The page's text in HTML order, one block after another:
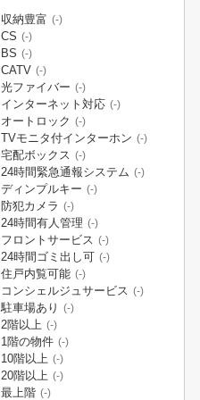
収納豊富 (-)
CS (-)
BS (-)
CATV (-)
光ファイバー (-)
インターネット対応 (-)
オートロック (-)
TVモニタ付インターホン (-)
宅配ボックス (-)
24時間緊急通報システム (-)
ディンプルキー (-)
防犯カメラ (-)
24時間有人管理 (-)
フロントサービス (-)
24時間ゴミ出し可 (-)
住戸内覧可能 (-)
コンシェルジュサービス (-)
駐車場あり (-)
2階以上 (-)
1階の物件 (-)
10階以上 (-)
20階以上 (-)
最上階 (-)